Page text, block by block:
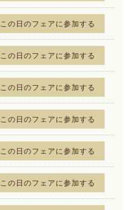
この日のフェアに参加する
この日のフェアに参加する
この日のフェアに参加する
この日のフェアに参加する
この日のフェアに参加する
この日のフェアに参加する